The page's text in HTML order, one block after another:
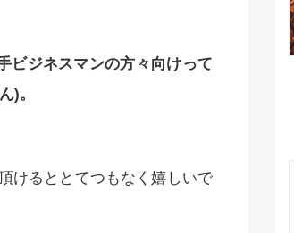
ビジネスマンの方々向けって
)。
けるととてつもなく嬉しいで